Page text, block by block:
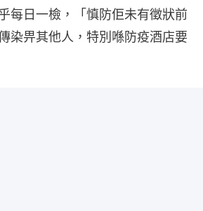
每日一檢，「慎防佢未有徵狀前
染畀其他人，特別喺防疫酒店要